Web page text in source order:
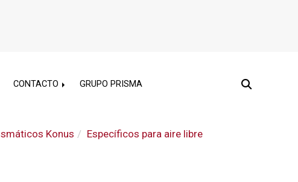
CONTACTO GRUPO PRISMA
Konus
Específicos para aire libre